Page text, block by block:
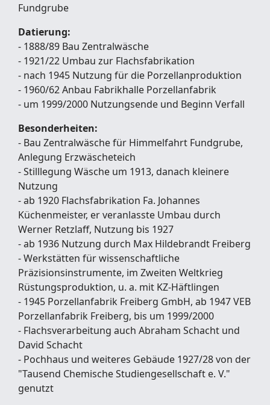
Fundgrube
Datierung:
- 1888/89 Bau Zentralwäsche
- 1921/22 Umbau zur Flachsfabrikation
- nach 1945 Nutzung für die Porzellanproduktion
- 1960/62 Anbau Fabrikhalle Porzellanfabrik
- um 1999/2000 Nutzungsende und Beginn Verfall
Besonderheiten:
- Bau Zentralwäsche für Himmelfahrt Fundgrube,
Anlegung Erzwäscheteich
- Stilllegung Wäsche um 1913, danach kleinere
Nutzung
- ab 1920 Flachsfabrikation Fa. Johannes
Küchenmeister, er veranlasste Umbau durch
Werner Retzlaff, Nutzung bis 1927
- ab 1936 Nutzung durch Max Hildebrandt Freiberg
- Werkstätten für wissenschaftliche
Präzisionsinstrumente, im Zweiten Weltkrieg
Rüstungsproduktion, u. a. mit KZ-Häftlingen
- 1945 Porzellanfabrik Freiberg GmbH, ab 1947 VEB
Porzellanfabrik Freiberg, bis um 1999/2000
- Flachsverarbeitung auch Abraham Schacht und
David Schacht
- Pochhaus und weiteres Gebäude 1927/28 von der
"Tausend Chemische Studiengesellschaft e. V."
genutzt